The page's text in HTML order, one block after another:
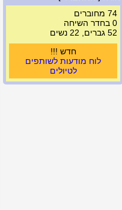
74 מחוברים
0 בחדר השיחה
52 גברים, 22 נשים
חדש !!!
לוח מודעות לשותפים
לטיולים